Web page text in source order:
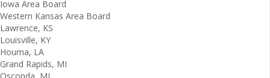
Iowa Area Board
Western Kansas Area Board
Lawrence, KS
Louisville, KY
Houma, LA
Grand Rapids, MI